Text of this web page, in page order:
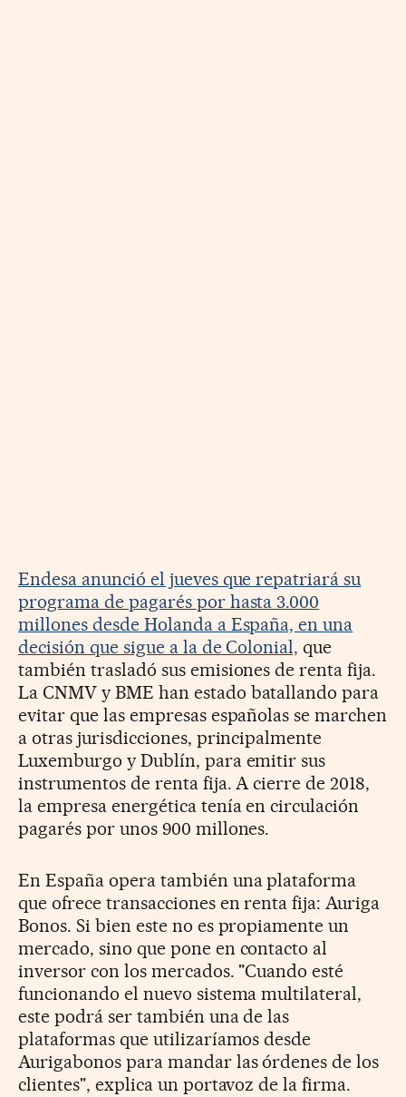
Endesa anunció el jueves que repatriará su
programa de pagarés por hasta 3.000
millones desde Holanda a España, en una
decisión que sigue a la de Colonial, que
también trasladó sus emisiones de renta fija.
La CNMV y BME han estado batallando para
evitar que las empresas españolas se marchen
a otras jurisdicciones, principalmente
Luxemburgo y Dublín, para emitir sus
instrumentos de renta fija. A cierre de 2018,
la empresa energética tenía en circulación
pagarés por unos 900 millones.
En España opera también una plataforma
que ofrece transacciones en renta fija: Auriga
Bonos. Si bien este no es propiamente un
mercado, sino que pone en contacto al
inversor con los mercados. "Cuando esté
funcionando el nuevo sistema multilateral,
este podrá ser también una de las
plataformas que utilizaríamos desde
Aurigabonos para mandar las órdenes de los
clientes", explica un portavoz de la firma.